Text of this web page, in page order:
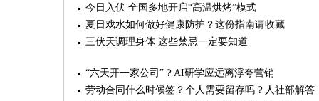
今日入伏 全国多地开启“高温烘烤”模式
夏日戏水如何做好健康防护？这份指南请收藏
三伏天调理身体 这些禁忌一定要知道
“六天开一家公司”？AI研学应远离浮夸营销
劳动合同什么时候签？个人需要留存吗？人社部解答